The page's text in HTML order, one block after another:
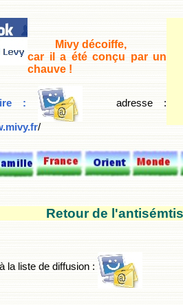
Mivy décoiffe,
car il a été conçu par un
chauve !
: adresse:
/
Retour de
la liste de diffusion :